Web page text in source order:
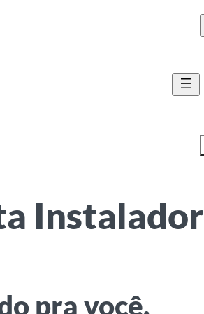
Instalador
pra você.